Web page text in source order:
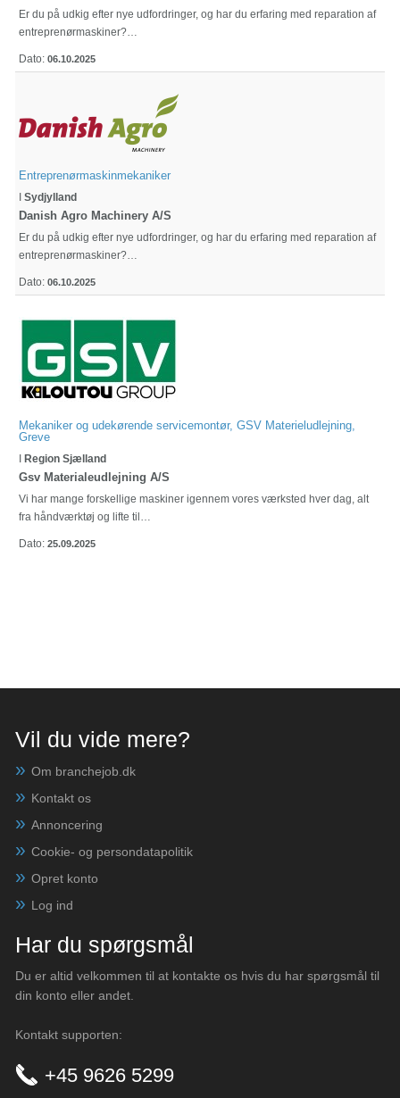
Er du på udkig efter nye udfordringer, og har du erfaring med reparation af
entreprenørmaskiner?…
Dato: 06.10.2025
Entreprenørmaskinmekaniker
I Sydjylland
Danish Agro Machinery A/S
Er du på udkig efter nye udfordringer, og har du erfaring med reparation af
entreprenørmaskiner?…
Dato: 06.10.2025
Mekaniker og udekørende servicemontør, GSV Materieludlejning,
Greve
I Region Sjælland
Gsv Materialeudlejning A/S
Vi har mange forskellige maskiner igennem vores værksted hver dag, alt
fra håndværktøj og lifte til…
Dato: 25.09.2025
Vil du vide mere?
Om branchejob.dk
Kontakt os
Annoncering
Cookie- og persondatapolitik
Opret konto
Log ind
Har du spørgsmål
Du er altid velkommen til at kontakte os hvis du har spørgsmål til
din konto eller andet.
Kontakt supporten:
+45 9626 5299